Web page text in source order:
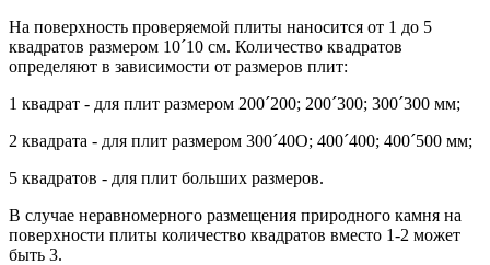
На поверхность проверяемой плиты наносится от 1 до 5
квадратов размером 10´10 см. Количество квадратов
определяют в зависимости от размеров плит:
1 квадрат - для плит размером 200´200; 200´300; 300´300 мм;
2 квадрата - для плит размером 300´40O; 400´400; 400´500 мм;
5 квадратов - для плит больших размеров.
В случае неравномерного размещения природного камня на
поверхности плиты количество квадратов вместо 1-2 может
быть 3.